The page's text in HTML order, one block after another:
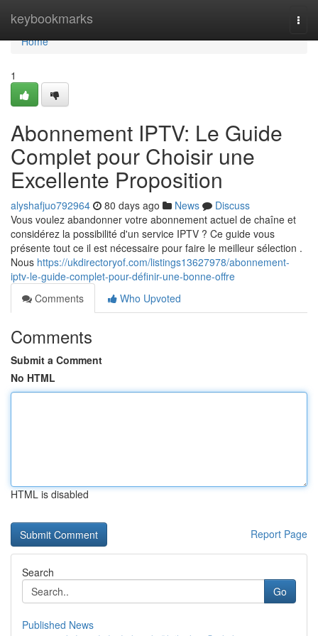
keybookmarks
Home
Home
1
Abonnement IPTV: Le Guide
Complet pour Choisir une
Excellente Proposition
alyshafjuo792964 80 days ago News
Discuss
Vous voulez abandonner votre abonnement actuel de chaîne et
considérez la possibilité d'un service IPTV ? Ce guide vous
présente tout ce il est nécessaire pour faire le meilleur sélection .
Nous https://ukdirectoryof.com/listings13627978/abonnement-
iptv-le-guide-complet-pour-définir-une-bonne-offre
Comments
Who Upvoted
Comments
Submit a Comment
No HTML
HTML is disabled
Report Page
Search
Go
Published News